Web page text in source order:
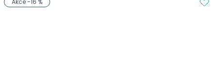
Akce -16 %